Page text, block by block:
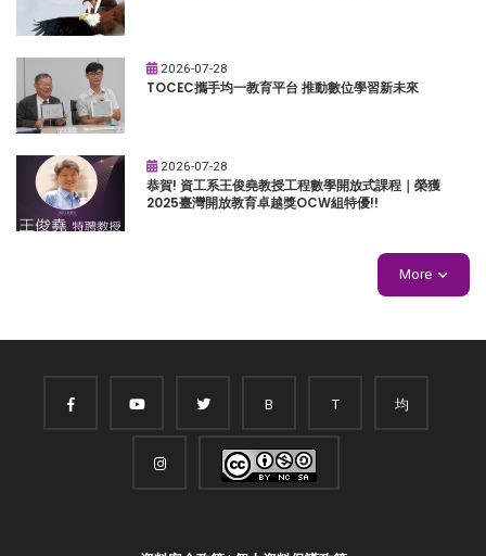
2026-07-28
TOCEC攜手均一教育平台 推動數位學習新未來
2026-07-28
恭賀! 資工系王俊堯教授工程數學開放式課程｜榮獲
2025臺灣開放教育卓越獎OCW組特優!!
More
B T 均